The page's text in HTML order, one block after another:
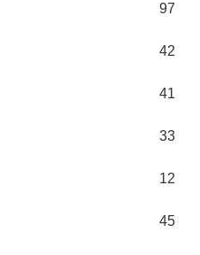
97
42
41
33
12
45